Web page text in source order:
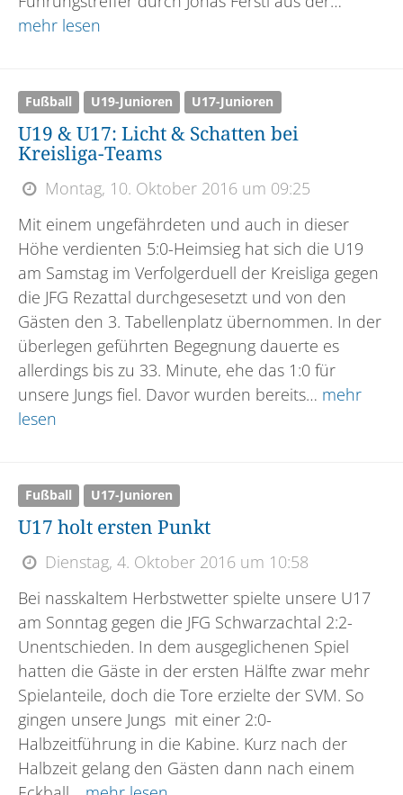
mehr lesen
Fußball U19-Junioren U17-Junioren
U19 & U17: Licht & Schatten bei
Kreisliga-Teams
Montag, 10. Oktober 2016 um 09:25
Mit einem ungefährdeten und auch in dieser
Höhe verdienten 5:0-Heimsieg hat sich die U19
am Samstag im Verfolgerduell der Kreisliga gegen
die JFG Rezattal durchgesesetzt und von den
Gästen den 3. Tabellenplatz übernommen. In der
überlegen geführten Begegnung dauerte es
allerdings bis zu 33. Minute, ehe das 1:0 für
unsere Jungs fiel. Davor wurden bereits… mehr
lesen
Fußball U17-Junioren
U17 holt ersten Punkt
Dienstag, 4. Oktober 2016 um 10:58
Bei nasskaltem Herbstwetter spielte unsere U17
am Sonntag gegen die JFG Schwarzachtal 2:2-
Unentschieden. In dem ausgeglichenen Spiel
hatten die Gäste in der ersten Hälfte zwar mehr
Spielanteile, doch die Tore erzielte der SVM. So
gingen unsere Jungs mit einer 2:0-
Halbzeitführung in die Kabine. Kurz nach der
Halbzeit gelang den Gästen dann nach einem